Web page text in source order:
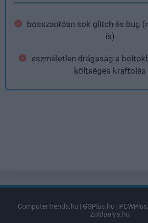
bosszantóan sok glitch és bug
is)
eszméletlen drágaság a
költséges kraftolás
ComputerTrends.hu | GSPlus.hu |
Zoldpalya.hu